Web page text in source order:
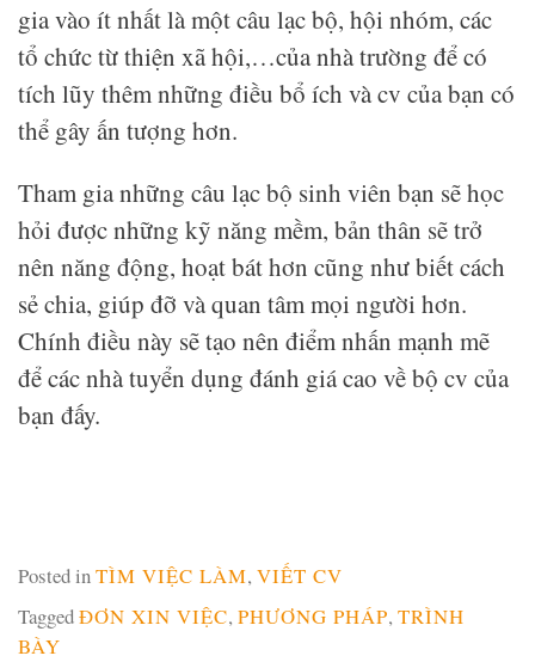
gia vào ít nhất là một câu lạc bộ, hội nhóm, các
tổ chức từ thiện xã hội,…của nhà trường để có
tích lũy thêm những điều bổ ích và cv của bạn có
thể gây ấn tượng hơn.
Tham gia những câu lạc bộ sinh viên bạn sẽ học
hỏi được những kỹ năng mềm, bản thân sẽ trở
nên năng động, hoạt bát hơn cũng như biết cách
sẻ chia, giúp đỡ và quan tâm mọi người hơn.
Chính điều này sẽ tạo nên điểm nhấn mạnh mẽ
để các nhà tuyển dụng đánh giá cao về bộ cv của
bạn đấy.
Posted inTÌM VIỆC LÀM, VIẾT CV
TaggedĐƠN XIN VIỆC, PHƯƠNG PHÁP, TRÌNH
BÀY